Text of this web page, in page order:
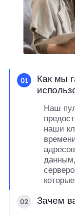
01
Как мы
Наш
наши
02 Зачем